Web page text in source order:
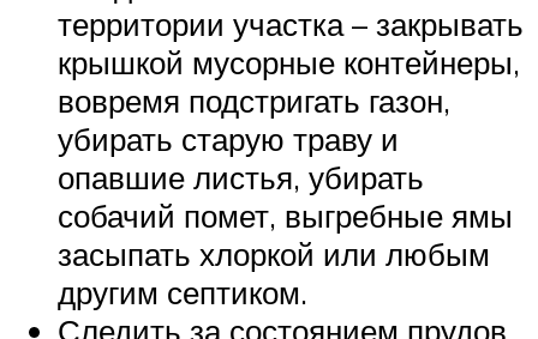
территории участка – закрывать
крышкой мусорные контейнеры,
вовремя подстригать газон,
убирать старую траву и
опавшие листья, убирать
собачий помет, выгребные ямы
засыпать хлоркой или любым
другим септиком.
Следить за состоянием прудов